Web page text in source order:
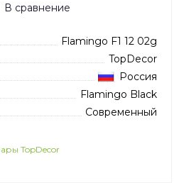
В сравнение
Flamingo F1 12 02g
TopDecor
Россия
Flamingo Black
Современный
TopDecor